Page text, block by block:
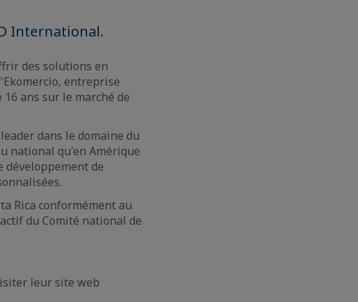
International.
des solutions en
entreprise
ans sur le marché de
dans le domaine du
national qu'en Amérique
développement de
Rica conformément au
du Comité national de
leur site web